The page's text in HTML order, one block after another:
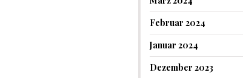
Februar 2024
Januar 2024
Dezember 2023